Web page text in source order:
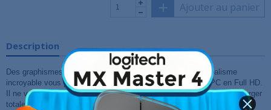
Ajouter au panier
Description
Des graphismes sublimés, une fluidité remarquable et un réalisme
incroyable vous permettront de profiter au mieux des jeux PC en Full HD.
Il ne vous reste plus qu'à plonger au coeur de l'action et à vous immerger
totalement dans la partie. La
carte graphique ZOTAC GeForce RTX